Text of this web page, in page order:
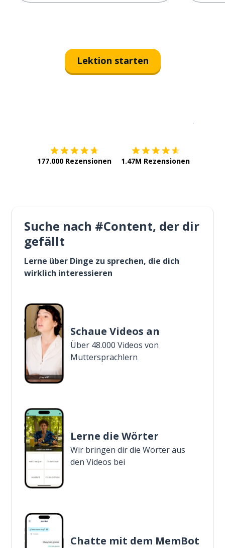
Lektion starten
177.000 Rezensionen 1.47M Rezensionen
Suche nach #Content, der dir
gefällt
Lerne über Dinge zu sprechen, die dich
wirklich interessieren
Schaue Videos an
Über 48.000 Videos von
Muttersprachlern
Lerne die Wörter
Wir bringen dir die Wörter aus
den Videos bei
Chatte mit dem MemBot